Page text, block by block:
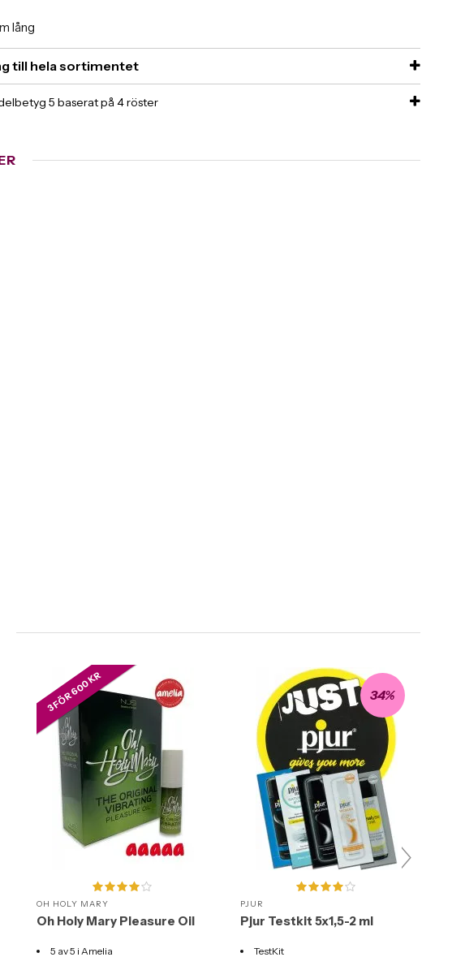
lång
till hela sortimentet
5 baserat på 4röster
3 FÖR 600 KR
OH HOLY MARY
Oh Holy Mary Pleasure Oil
5 av 5 i Amelia
34%
PJUR
Pjur Testkit 5x1,5-2 ml
TestKit